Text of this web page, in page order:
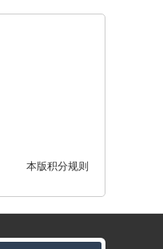
本版积分规则